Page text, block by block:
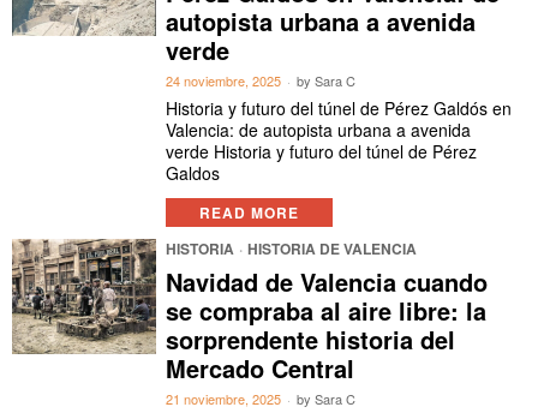
autopista urbana a avenida
verde
24 noviembre, 2025 bySara C
Historia y futuro del túnel de Pérez Galdós en
Valencia: de autopista urbana a avenida
verde Historia y futuro del túnel de Pérez
Galdos
READ MORE
HISTORIA · HISTORIA DE VALENCIA
Navidad de Valencia cuando
se compraba al aire libre: la
sorprendente historia del
Mercado Central
21 noviembre, 2025 bySara C